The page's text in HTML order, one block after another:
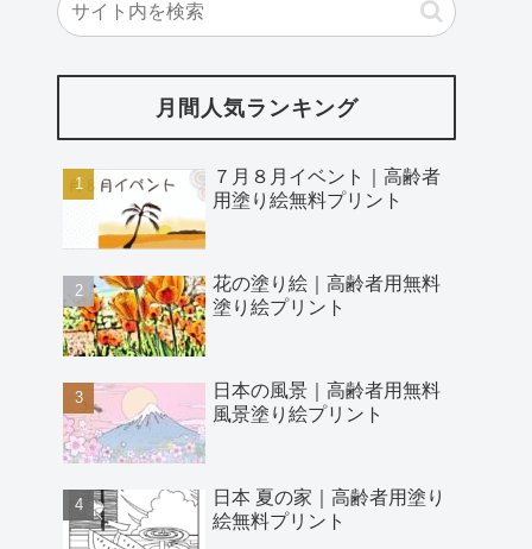
月間人気ランキング
７月８月イベント｜高齢者
用塗り絵無料プリント
花の塗り絵｜高齢者用無料
塗り絵プリント
日本の風景｜高齢者用無料
風景塗り絵プリント
日本 夏の家｜高齢者用塗り
絵無料プリント